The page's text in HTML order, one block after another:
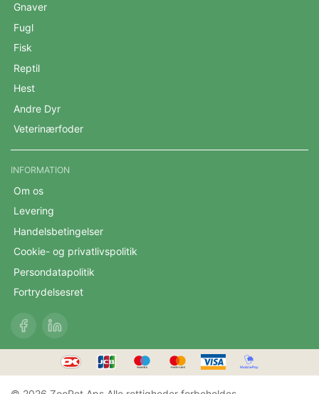
Gnaver
Fugl
Fisk
Reptil
Hest
Andre Dyr
Veterinærfoder
INFORMATION
Om os
Levering
Handelsbetingelser
Cookie- og privatlivspolitik
Persondatapolitik
Fortrydelsesret